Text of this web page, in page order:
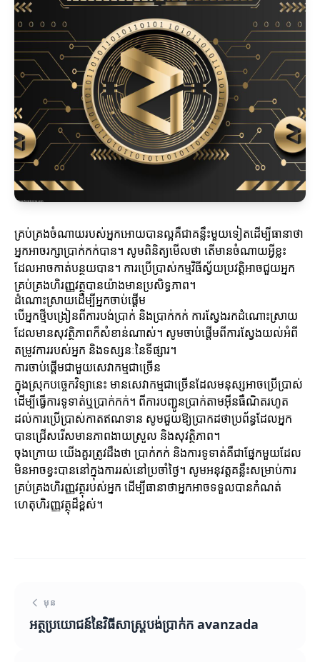
គ្រប់គ្រងចំណាយរបស់អ្នកអោយបានល្អគឺជាគន្លឹះមួយទៀតដើម្បីធានាថា
អ្នកអាចរក្សាប្រាក់កក់បាន។ សូមពិនិត្យមើលថា តើមានចំណាយអ្វីខ្លះ
ដែលអាចកាត់បន្ថយបាន។ ការប្រើប្រាស់កម្មវិធីស្វ័យប្រវត្តិអាចជួយអ្នក
គ្រប់គ្រងហិរញ្ញវត្ថុបានយ៉ាងមានប្រសិទ្ធភាព។
ដំណោះស្រាយដើម្បីអ្នកចាប់ផ្តើម
បើអ្នកថ្មីបង្រៀនពីការបង់ប្រាក់ និងប្រាក់កក់ ការស្វែងរកដំណោះស្រាយ
ដែលមានសុវត្ថិភាពក៏សំខាន់ណាស់។ សូមចាប់ផ្តើមពីការស្វែងយល់អំពី
តម្រូវការរបស់អ្នក និងទស្សនៈនៃទីផ្សារ។
ការចាប់ផ្តើមជាមួយសេវាកម្មជាច្រើន
ក្នុងស្រុកបច្ចេកវិទ្យានេះ មានសេវាកម្មជាច្រើនដែលមនុស្សអាចប្រើប្រាស់
ដើម្បីធ្វើការទូទាត់ឬប្រាក់កក់។ ពីការបញ្ជូនប្រាក់តាមអ៊ីនធឺណិតរហូត
ដល់ការប្រើប្រាស់កាតឥណទាន សូមជួយឱ្យប្រាកដថាប្រព័ន្ធដែលអ្នក
បានជ្រើសរើសមានភាពងាយស្រួល និងសុវត្ថិភាព។
ចុងក្រោយ យើងគួរត្រូវដឹងថា ប្រាក់កក់ និងការទូទាត់គឺជាផ្នែកមួយដែល
មិនអាចខ្វះបាននៅក្នុងការរស់នៅប្រចាំថ្ងៃ។ សូមអនុវត្តគន្លឹះសម្រាប់ការ
គ្រប់គ្រងហិរញ្ញវត្ថុរបស់អ្នក ដើម្បីធានាថាអ្នកអាចទទួលបានកំណត់
ហេតុហិរញ្ញវត្ថុដ៏ខ្ពស់។
មុន
អត្ថប្រយោជន៍នៃវិធីសាស្ត្របង់ប្រាក់ក avanzada